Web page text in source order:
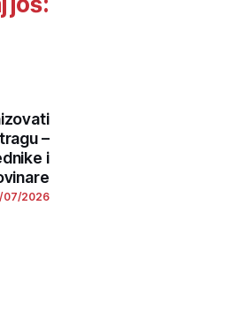
–
i
07/2026